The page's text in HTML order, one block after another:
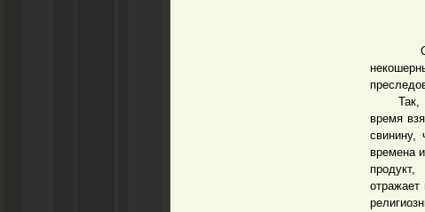
Так,
время
свинину,
времена